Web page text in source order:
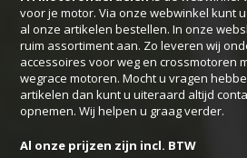
worden
op
de
productpagina
voor je motor. Via onze webwinkel kunt
al onze artikelen bestellen. In onze
ruim assortiment aan. Zo leveren wij
accessoires voor weg en crossmotoren
wegrace motoren. Mocht u vragen
artikelen dan kunt u uiteraard altijd
opnemen. Wij helpen u graag verder.
Al onze prijzen zijn incl. BTW